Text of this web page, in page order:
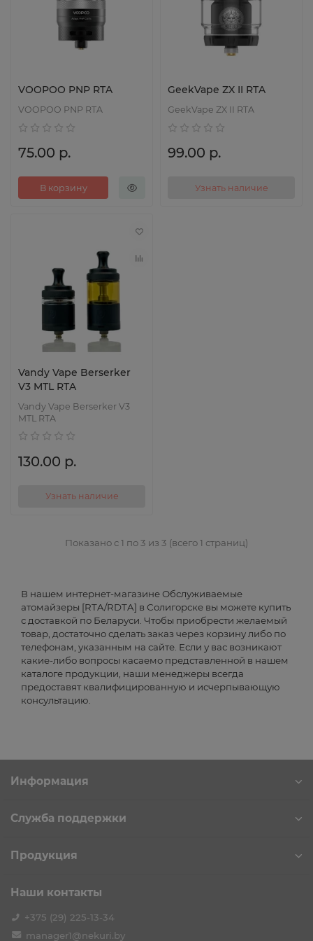
VOOPOO PNP RTA
VOOPOO PNP RTA
75.00 р.
В корзину
GeekVape ZX II RTA
GeekVape ZX II RTA
99.00 р.
Узнать наличие
Vandy Vape Berserker
V3 MTL RTA
Vandy Vape Berserker V3
MTL RTA
130.00 р.
Узнать наличие
Показано с 1 по 3 из 3 (всего 1 страниц)
В нашем интернет-магазине Обслуживаемые
атомайзеры [RTA/RDTA] в Солигорске вы можете купить
с доставкой по Беларуси. Чтобы приобрести желаемый
товар, достаточно сделать заказ через корзину либо по
телефонам, указанным на сайте. Если у вас возникают
какие-либо вопросы касаемо представленной в нашем
каталоге продукции, наши менеджеры всегда
предоставят квалифицированную и исчерпывающую
консультацию.
Информация
Служба поддержки
Продукция
Наши контакты
+375 (29) 225-13-34
manager1@nekuri.by